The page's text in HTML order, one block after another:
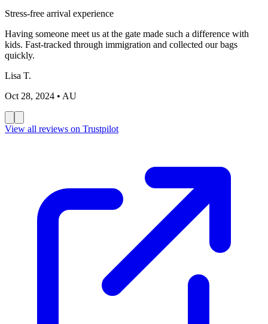
Stress-free arrival experience
Having someone meet us at the gate made such a difference with
kids. Fast-tracked through immigration and collected our bags
quickly.
Lisa T.
Oct 28, 2024 • AU
View all reviews on Trustpilot